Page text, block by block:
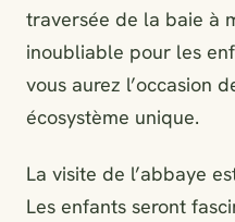
traversée de la baie à
inoubliable pour les
vous aurez l’occasion
écosystème unique.
La visite de l’abbaye
Les enfants seront